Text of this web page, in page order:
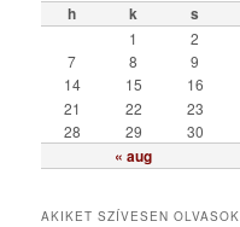
r
h k s
« aug
1 2
7
8 9
14
15 16
21
22 23
28
29 30
AKIKET SZÍVESEN OLVASOK